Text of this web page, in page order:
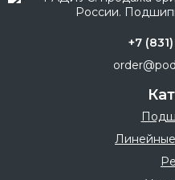
+7
Линейные